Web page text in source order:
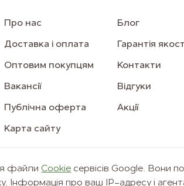
Про нас Блог
Доставка і оплата Гарантія
Оптовим покупцям Контакти
Вакансії Відгуки
Публічна оферта Акції
Карта сайту
© 2011–2026 Freshmart
файлиСookie сервісів Google. Вони
Інформація про ваш IP-адресу і